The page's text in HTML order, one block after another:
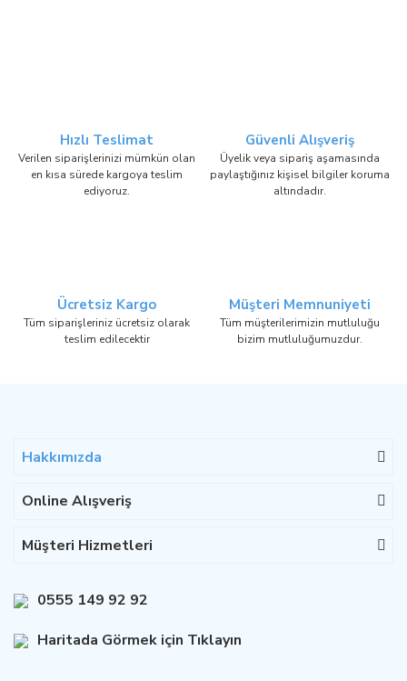
Hızlı Teslimat
Verilen siparişlerinizi mümkün olan
en kısa sürede kargoya teslim
ediyoruz.
Güvenli Alışveriş
Üyelik veya sipariş aşamasında
paylaştığınız kişisel bilgiler koruma
altındadır.
Ücretsiz Kargo
Tüm siparişleriniz ücretsiz olarak
teslim edilecektir
Müşteri Memnuniyeti
Tüm müşterilerimizin mutluluğu
bizim mutluluğumuzdur.
Hakkımızda
Online Alışveriş
Müşteri Hizmetleri
0555 149 92 92
Haritada Görmek için Tıklayın